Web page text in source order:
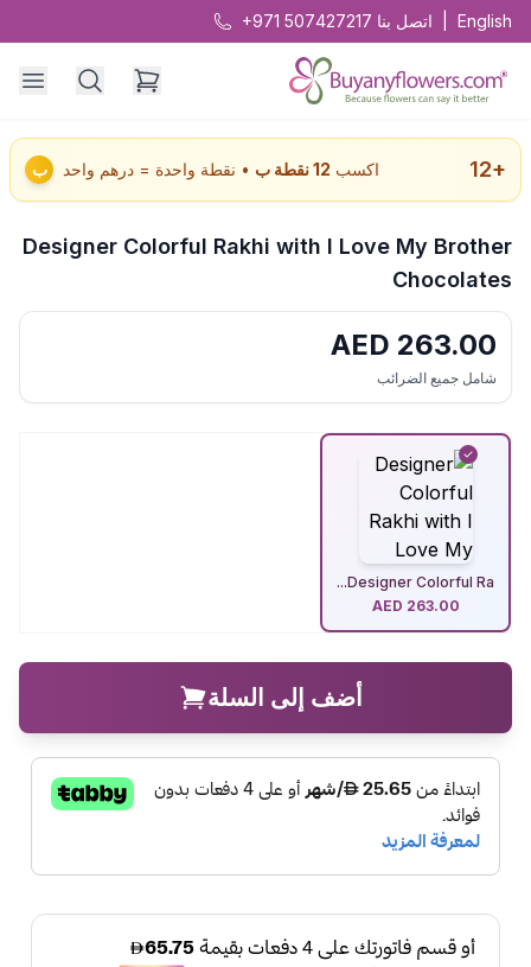
English اتصل بنا +971 507427217
+
12 اكسب 12نقطة ب • نقطة واحدة = درهم واحد ب
Designer Colorful Rakhi with I Love My Brother
Chocolates
263.00
شامل جميع الضرائب
Designer Colorful Ra...
AED 263.00
أضف إلى السلة